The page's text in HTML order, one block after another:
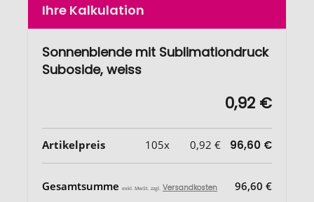
Ihre Kalkulation
Sonnenblende mit Sublimationdruck
Suboside, weiss
0,92 €
Artikelpreis 105x 0,92 € 96,60 €
Gesamtsumme exkl. MwSt. zzgl. Versandkosten 96,60 €